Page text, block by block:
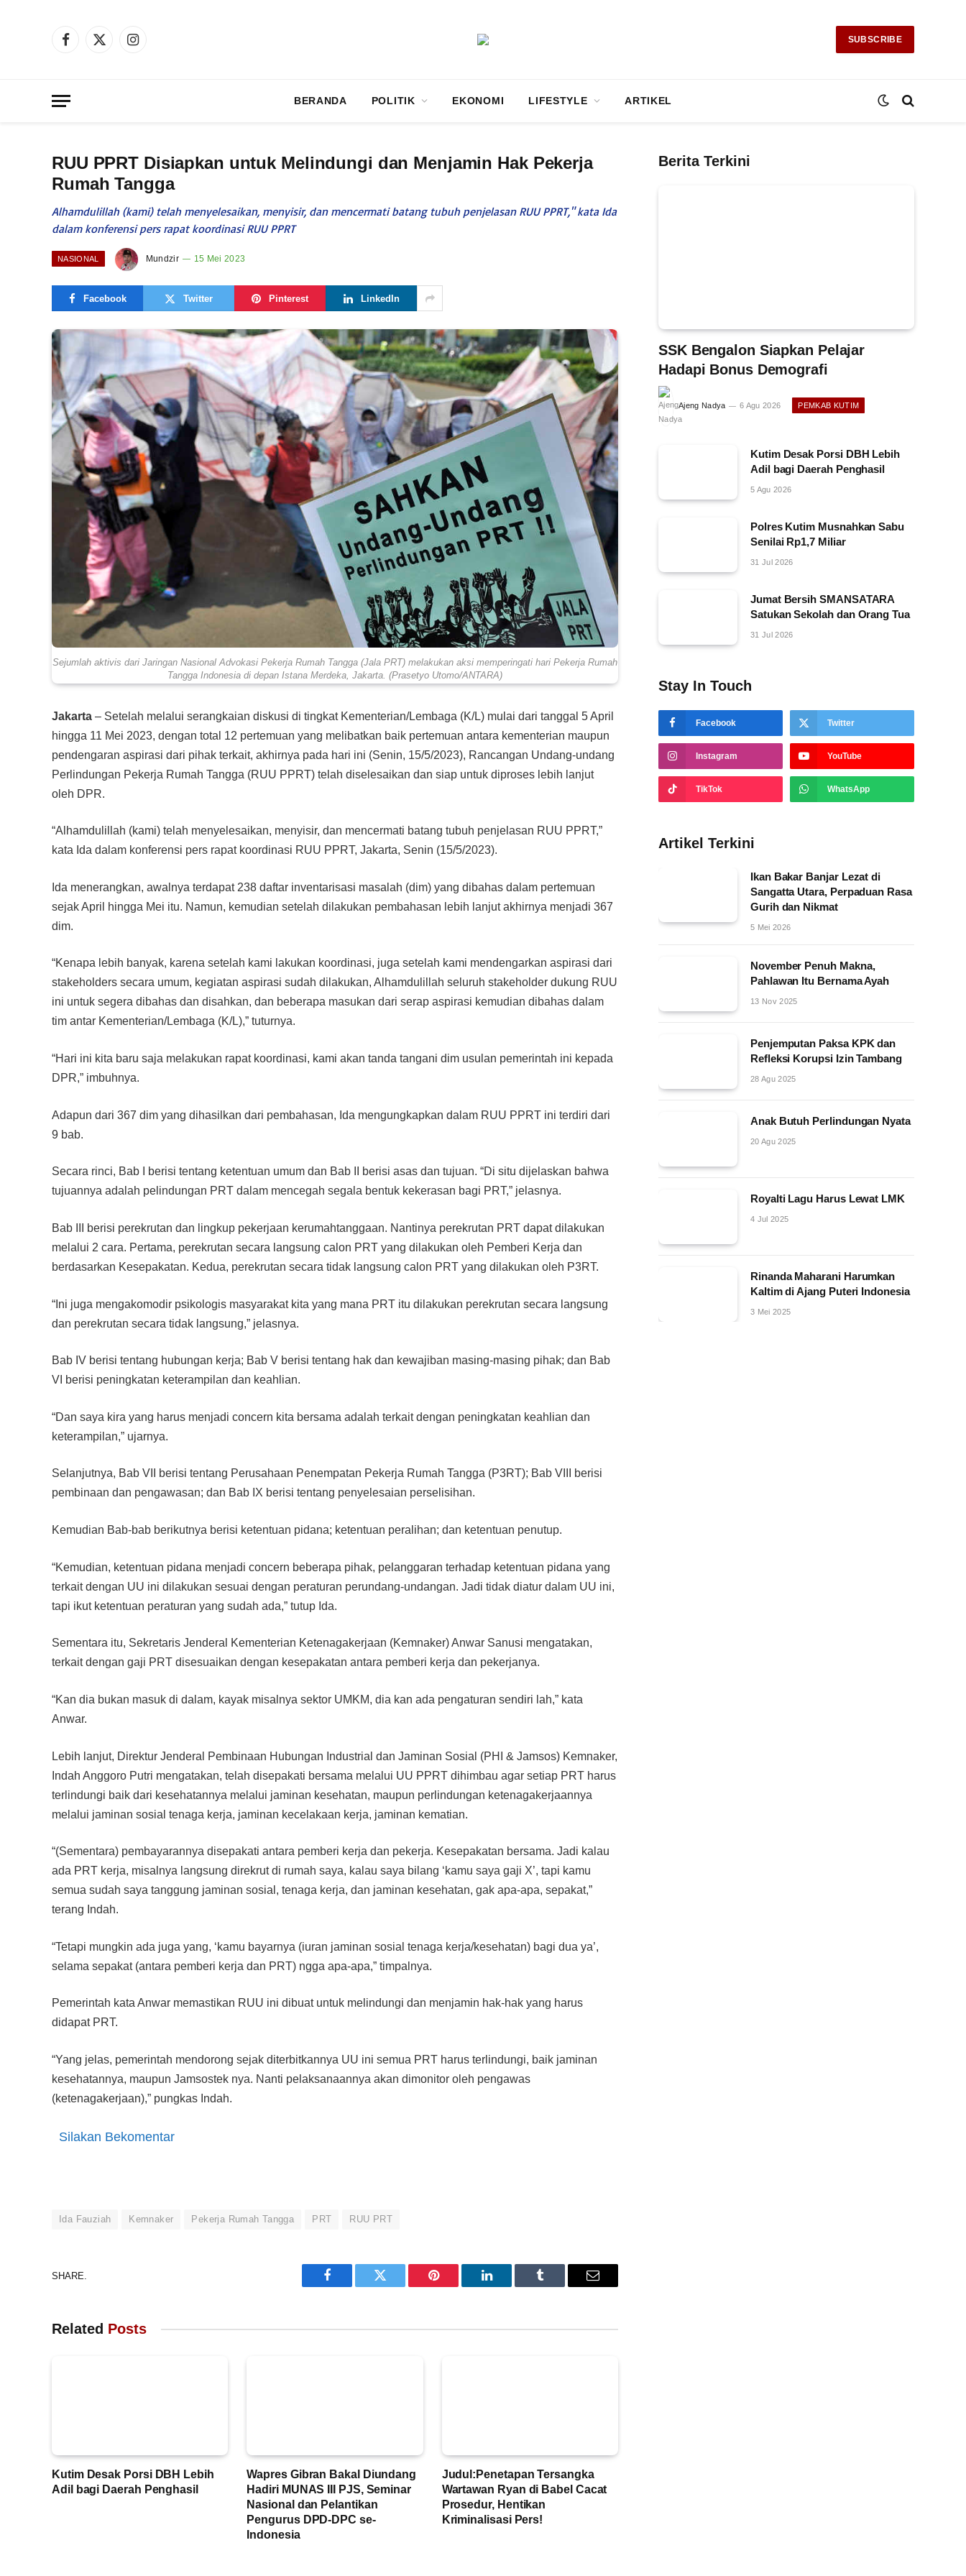
Facebook
X
Instagram
SUBSCRIBE
BERANDA POLITIK EKONOMI LIFESTYLE ARTIKEL
RUU PPRT Disiapkan untuk Melindungi dan Menjamin Hak Pekerja
Rumah Tangga
Alhamdulillah (kami) telah menyelesaikan, menyisir, dan mencermati batang tubuh penjelasan RUU PPRT," kata Ida
dalam konferensi pers rapat koordinasi RUU PPRT
NASIONAL Mundzir 15 Mei 2023
Facebook Twitter Pinterest LinkedIn
Sejumlah aktivis dari Jaringan Nasional Advokasi Pekerja Rumah Tangga (Jala PRT) melakukan aksi memperingati hari Pekerja Rumah
Tangga Indonesia di depan Istana Merdeka, Jakarta. (Prasetyo Utomo/ANTARA)
Jakarta – Setelah melalui serangkaian diskusi di tingkat Kementerian/Lembaga (K/L) mulai dari tanggal 5 April
hingga 11 Mei 2023, dengan total 12 pertemuan yang melibatkan baik pertemuan antara kementerian maupun
pendengaran aspirasi dari pihak terkait, akhirnya pada hari ini (Senin, 15/5/2023), Rancangan Undang-undang
Perlindungan Pekerja Rumah Tangga (RUU PPRT) telah diselesaikan dan siap untuk diproses lebih lanjut
oleh DPR.
“Alhamdulillah (kami) telah menyelesaikan, menyisir, dan mencermati batang tubuh penjelasan RUU PPRT,”
kata Ida dalam konferensi pers rapat koordinasi RUU PPRT, Jakarta, Senin (15/5/2023).
Ida menerangkan, awalnya terdapat 238 daftar inventarisasi masalah (dim) yang dibahas dalam pertemuan
sejak April hingga Mei itu. Namun, kemudian setelah dilakukan pembahasan lebih lanjut akhirnya menjadi 367
dim.
“Kenapa lebih banyak, karena setelah kami lakukan koordinasi, juga setelah kami mendengarkan aspirasi dari
stakeholders secara umum, kegiatan aspirasi sudah dilakukan, Alhamdulillah seluruh stakeholder dukung RUU
ini untuk segera dibahas dan disahkan, dan beberapa masukan dari serap aspirasi kemudian dibahas dalam
tim antar Kementerian/Lembaga (K/L),” tuturnya.
“Hari ini kita baru saja melakukan rapat koordinasi, kami akan tanda tangani dim usulan pemerintah ini kepada
DPR,” imbuhnya.
Adapun dari 367 dim yang dihasilkan dari pembahasan, Ida mengungkapkan dalam RUU PPRT ini terdiri dari
9 bab.
Secara rinci, Bab I berisi tentang ketentuan umum dan Bab II berisi asas dan tujuan. “Di situ dijelaskan bahwa
tujuannya adalah pelindungan PRT dalam mencegah segala bentuk kekerasan bagi PRT,” jelasnya.
Bab III berisi perekrutan dan lingkup pekerjaan kerumahtanggaan. Nantinya perekrutan PRT dapat dilakukan
melalui 2 cara. Pertama, perekrutan secara langsung calon PRT yang dilakukan oleh Pemberi Kerja dan
berdasarkan Kesepakatan. Kedua, perekrutan secara tidak langsung calon PRT yang dilakukan oleh P3RT.
“Ini juga mengakomodir psikologis masyarakat kita yang mana PRT itu dilakukan perekrutan secara langsung
dan perekrutan secara tidak langsung,” jelasnya.
Bab IV berisi tentang hubungan kerja; Bab V berisi tentang hak dan kewajiban masing-masing pihak; dan Bab
VI berisi peningkatan keterampilan dan keahlian.
“Dan saya kira yang harus menjadi concern kita bersama adalah terkait dengan peningkatan keahlian dan
keterampilan,” ujarnya.
Selanjutnya, Bab VII berisi tentang Perusahaan Penempatan Pekerja Rumah Tangga (P3RT); Bab VIII berisi
pembinaan dan pengawasan; dan Bab IX berisi tentang penyelesaian perselisihan.
Kemudian Bab-bab berikutnya berisi ketentuan pidana; ketentuan peralihan; dan ketentuan penutup.
“Kemudian, ketentuan pidana menjadi concern beberapa pihak, pelanggaran terhadap ketentuan pidana yang
terkait dengan UU ini dilakukan sesuai dengan peraturan perundang-undangan. Jadi tidak diatur dalam UU ini,
tapi ikut ketentuan peraturan yang sudah ada,” tutup Ida.
Sementara itu, Sekretaris Jenderal Kementerian Ketenagakerjaan (Kemnaker) Anwar Sanusi mengatakan,
terkait dengan gaji PRT disesuaikan dengan kesepakatan antara pemberi kerja dan pekerjanya.
“Kan dia bukan masuk di dalam, kayak misalnya sektor UMKM, dia kan ada pengaturan sendiri lah,” kata
Anwar.
Lebih lanjut, Direktur Jenderal Pembinaan Hubungan Industrial dan Jaminan Sosial (PHI & Jamsos) Kemnaker,
Indah Anggoro Putri mengatakan, telah disepakati bersama melalui UU PPRT dihimbau agar setiap PRT harus
terlindungi baik dari kesehatannya melalui jaminan kesehatan, maupun perlindungan ketenagakerjaannya
melalui jaminan sosial tenaga kerja, jaminan kecelakaan kerja, jaminan kematian.
“(Sementara) pembayarannya disepakati antara pemberi kerja dan pekerja. Kesepakatan bersama. Jadi kalau
ada PRT kerja, misalnya langsung direkrut di rumah saya, kalau saya bilang ‘kamu saya gaji X’, tapi kamu
semua sudah saya tanggung jaminan sosial, tenaga kerja, dan jaminan kesehatan, gak apa-apa, sepakat,”
terang Indah.
“Tetapi mungkin ada juga yang, ‘kamu bayarnya (iuran jaminan sosial tenaga kerja/kesehatan) bagi dua ya’,
selama sepakat (antara pemberi kerja dan PRT) ngga apa-apa,” timpalnya.
Pemerintah kata Anwar memastikan RUU ini dibuat untuk melindungi dan menjamin hak-hak yang harus
didapat PRT.
“Yang jelas, pemerintah mendorong sejak diterbitkannya UU ini semua PRT harus terlindungi, baik jaminan
kesehatannya, maupun Jamsostek nya. Nanti pelaksanaannya akan dimonitor oleh pengawas
(ketenagakerjaan),” pungkas Indah.
Silakan Bekomentar
Ida Fauziah Kemnaker Pekerja Rumah Tangga PRT RUU PRT
SHARE.
Facebook Twitter Pinterest LinkedIn Tumblr Email
Related Posts
Kutim Desak Porsi DBH Lebih
Adil bagi Daerah Penghasil
Wapres Gibran Bakal Diundang
Hadiri MUNAS III PJS, Seminar
Nasional dan Pelantikan
Pengurus DPD-DPC se-
Indonesia
Judul:Penetapan Tersangka
Wartawan Ryan di Babel Cacat
Prosedur, Hentikan
Kriminalisasi Pers!
Berita Terkini
SSK Bengalon Siapkan Pelajar
Hadapi Bonus Demografi
Ajeng Nadya 6 Agu 2026 PEMKAB KUTIM
Kutim Desak Porsi DBH Lebih
Adil bagi Daerah Penghasil
5 Agu 2026
Polres Kutim Musnahkan Sabu
Senilai Rp1,7 Miliar
31 Jul 2026
Jumat Bersih SMANSATARA
Satukan Sekolah dan Orang Tua
31 Jul 2026
Stay In Touch
Facebook Twitter
Instagram YouTube
TikTok WhatsApp
Artikel Terkini
Ikan Bakar Banjar Lezat di
Sangatta Utara, Perpaduan Rasa
Gurih dan Nikmat
5 Mei 2026
November Penuh Makna,
Pahlawan Itu Bernama Ayah
13 Nov 2025
Penjemputan Paksa KPK dan
Refleksi Korupsi Izin Tambang
28 Agu 2025
Anak Butuh Perlindungan Nyata
20 Agu 2025
Royalti Lagu Harus Lewat LMK
4 Jul 2025
Rinanda Maharani Harumkan
Kaltim di Ajang Puteri Indonesia
3 Mei 2025